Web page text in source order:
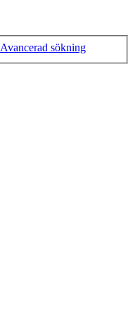
Avancerad sökning